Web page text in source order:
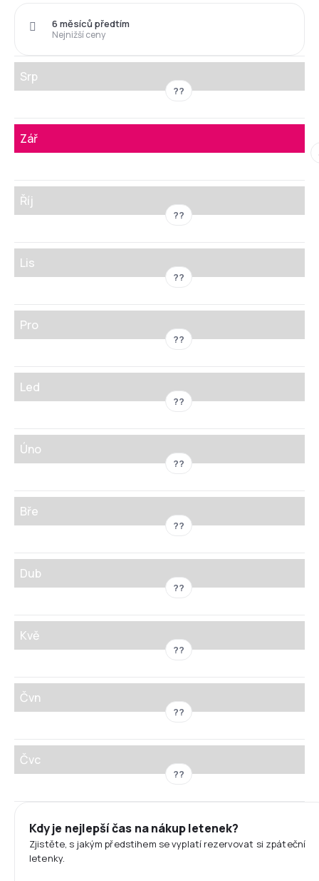
Nejnižší ceny
6 měsíců předtím
Srp
??
Zář
Říj
??
Lis
??
Pro
??
Led
??
Úno
??
Bře
??
Dub
??
Kvě
??
Čvn
??
Čvc
??
Kdy je nejlepší čas na nákup letenek?
Zjistěte, s jakým předstihem se vyplatí rezervovat si zpáteční
letenky.